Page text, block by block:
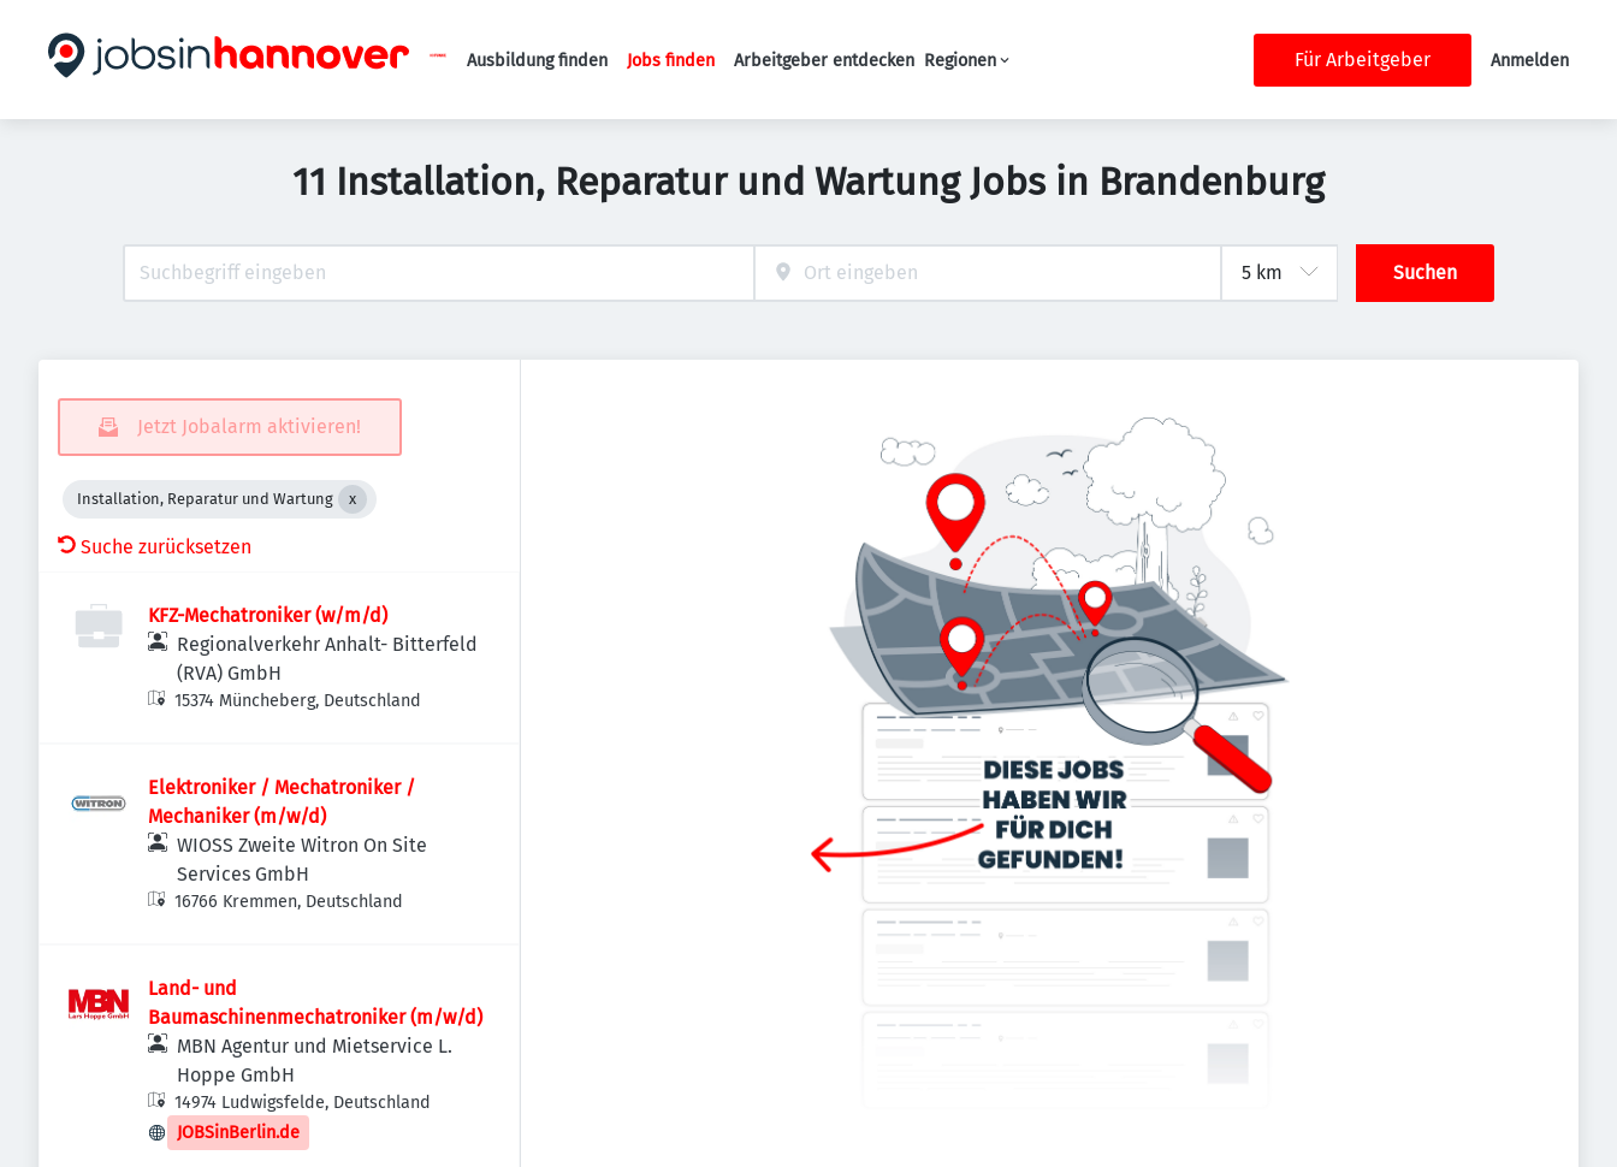
Haupt-Navigation
Ausbildung finden Jobs finden Arbeitgeber entdecken Regionen Für Arbeitgeber Anmelden
11 Installation, Reparatur und Wartung Jobs in Brandenburg
Suchen
Jetzt Jobalarm aktivieren!
Installation, Reparatur und Wartung
Suche zurücksetzen
KFZ-Mechatroniker (w/m/d)
Regionalverkehr Anhalt- Bitterfeld
(RVA) GmbH
15374 Müncheberg, Deutschland
Elektroniker / Mechatroniker /
Mechaniker (m/w/d)
WIOSS Zweite Witron On Site
Services GmbH
16766 Kremmen, Deutschland
Land- und
Baumaschinenmechatroniker (m/w/d)
MBN Agentur und Mietservice L.
Hoppe GmbH
14974 Ludwigsfelde, Deutschland
JOBSinBerlin.de